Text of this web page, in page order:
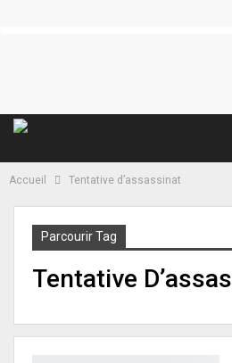
Accueil Tentative d’assassinat
Parcourir Tag
Tentative